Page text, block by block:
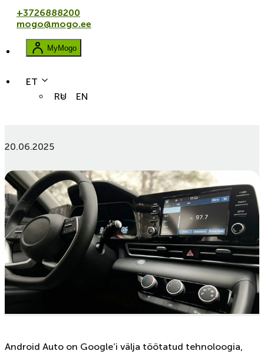
+3726888200
mogo@mogo.ee
MyMogo
ET
RU
EN
20.06.2025
Android Auto on Google’i välja töötatud tehnoloogia,